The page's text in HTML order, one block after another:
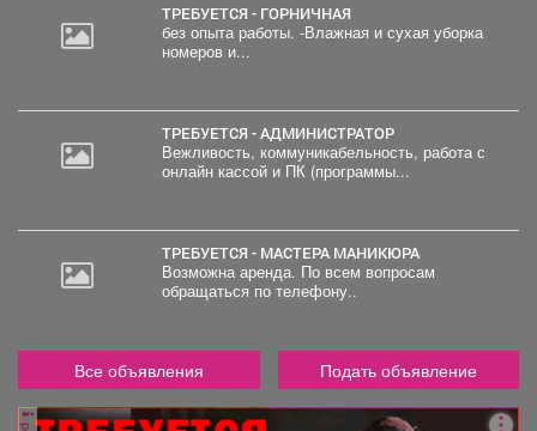
ТРЕБУЕТСЯ - ГОРНИЧНАЯ
без опыта работы. -Влажная и сухая уборка
номеров и...
ТРЕБУЕТСЯ - АДМИНИСТРАТОР
Вежливость, коммуникабельность, работа с
онлайн кассой и ПК (программы...
ТРЕБУЕТСЯ - МАСТЕРА МАНИКЮРА
Возможна аренда. По всем вопросам
обращаться по телефону..
Все объявления Подать объявление